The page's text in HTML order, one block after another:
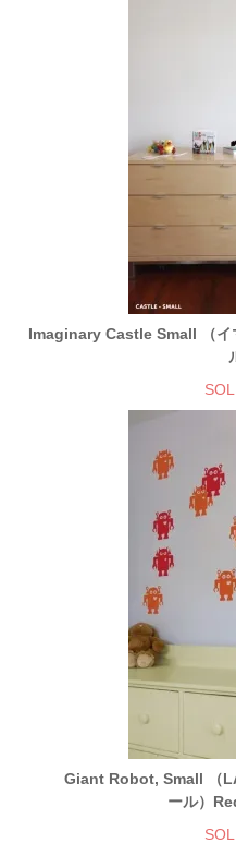
Imaginary Castle Small （イ
Giant Robot, Small （
ール）